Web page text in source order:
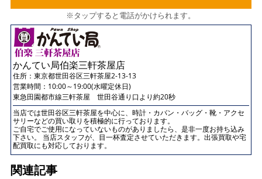
※タップすると電話がかけられます。
かんてい局伯楽三軒茶屋店
住所： 東京都世田谷区三軒茶屋2-13-13
営業時間：10:00～19:00(水曜定休日)
東急田園都市線三軒茶屋 世田谷通り口より約20秒
当店では世田谷区三軒茶屋を中心に、時計・カバン・バッグ・靴・アクセ
サリーなどの買い取りを積極的に行っております。
ご自宅でご使用になっていないものがありましたら、是非一度お持ち込み
下さい。 当店スタッフが、目一杯査定させていただきます。出張買取や宅
配買取にも対応しております。
関連記事